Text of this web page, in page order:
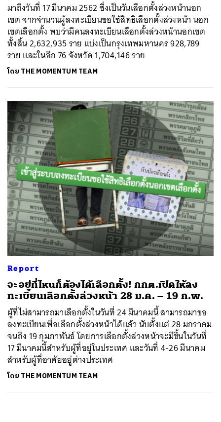
มาถึงวันที่ 17 มีนาคม 2562 ซึ่งเป็นวันเลือกตั้งล่วงหน้านอก
เขต จากจำนวนผู้ลงทะเบียนขอใช้สิทธิเลือกตั้งล่วงหน้า นอก
เขตเลือกตั้ง พบว่ามีคนลงทะเบียนเลือกตั้งล่วงหน้านอกเขต
ทั้งสิ้น 2,632,935 ราย แบ่งเป็นกรุงเทพมหานคร 928,789
ราย และในอีก 76 จังหวัด 1,704,146 ราย
โดย THE MOMENTUM TEAM
Report
จะอยู่ที่ไหนก็ต้องได้เลือกตั้ง! กกต.เปิดให้ลง
ทะเบียนเลือกตั้งล่วงหน้า 28 ม.ค. – 19 ก.พ.
ผู้ที่ไม่สามารถมาเลือกตั้งในวันที่ 24 มีนาคมนี้ สามารถมาขอ
ลงทะเบียนเพื่อเลือกตั้งล่วงหน้าได้แล้ว นับตั้งแต่ 28 มกราคม
จนถึง 19 กุมภาพันธ์ โดยการเลือกตั้งล่วงหน้าจะมีขึ้นในวันที่
17 มีนาคมนี้สำหรับผู้ที่อยู่ในประเทศ และวันที่ 4-26 มีนาคม
สำหรับผู้ที่อาศัยอยู่ต่างประเทศ
โดย THE MOMENTUM TEAM